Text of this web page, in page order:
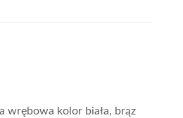
wrębowa kolor biała, brąz